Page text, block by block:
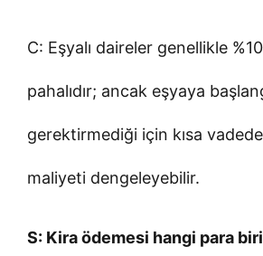
C: Eşyalı daireler genellikle
pahalıdır; ancak eşyaya
gerektirmediği için kısa
maliyeti dengeleyebilir.
S: Kira ödemesi hangi para